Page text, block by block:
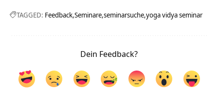
TAGGED: Feedback Seminare seminarsuche yoga vidya seminar
Dein Feedback?